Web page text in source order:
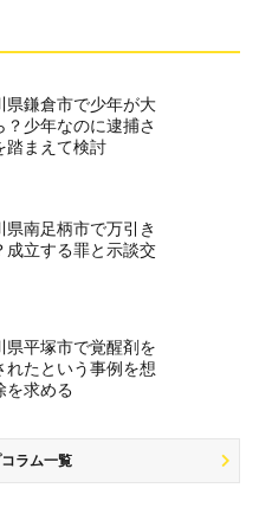
県鎌倉市で少年が大
少年なのに逮捕さ
踏まえて検討
県南足柄市で万引き
成立する罪と示談交
県平塚市で覚醒剤を
れたという事例を想
を求める
ラム一覧